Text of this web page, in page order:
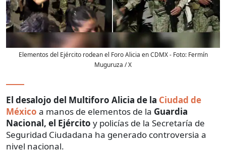
Elementos del Ejército rodean el Foro Alicia en CDMX- Foto: Fermín
Muguruza / X
El desalojo del Multiforo Alicia de la Ciudad de
México a manos de elementos de la Guardia
Nacional, el Ejército y policías de la Secretaría de
Seguridad Ciudadana ha generado controversia a
nivel nacional.